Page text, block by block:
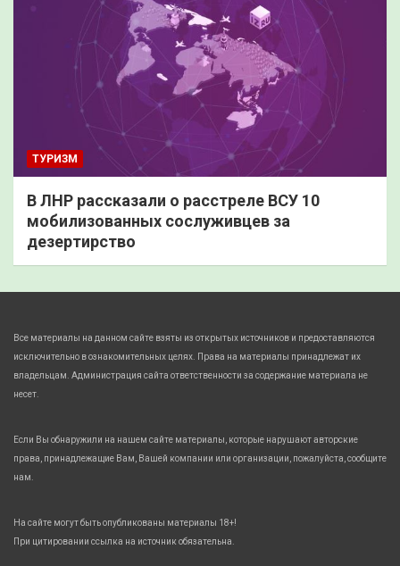
ТУРИЗМ
В ЛНР рассказали о расстреле ВСУ 10
мобилизованных сослуживцев за
дезертирство
Все материалы на данном сайте взяты из открытых источников и предоставляются
исключительно в ознакомительных целях. Права на материалы принадлежат их
владельцам. Администрация сайта ответственности за содержание материала не
несет.
Если Вы обнаружили на нашем сайте материалы, которые нарушают авторские
права, принадлежащие Вам, Вашей компании или организации, пожалуйста, сообщите
нам.
На сайте могут быть опубликованы материалы 18+!
При цитировании ссылка на источник обязательна.